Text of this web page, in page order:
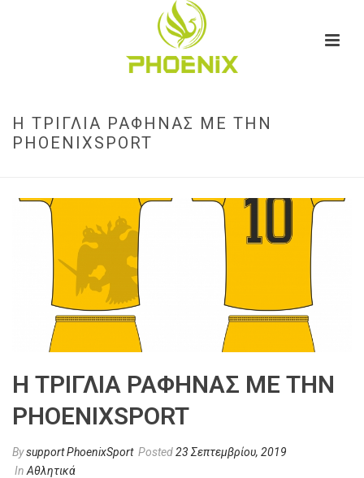
Η ΤΡΙΓΛΙΑ ΡΑΦΗΝΑΣ ΜΕ ΤΗΝ
PHOENIXSPORT
Η ΤΡΙΓΛΙΑ ΡΑΦΗΝΑΣ ΜΕ ΤΗΝ
PHOENIXSPORT
Bysupport PhoenixSport Posted23 Σεπτεμβρίου, 2019
In Αθλητικά